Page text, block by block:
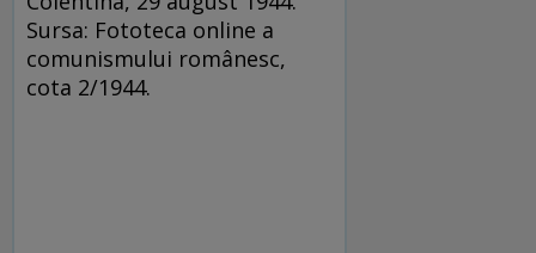
Sursa: Fototeca online a
comunismului românesc,
cota 2/1944.